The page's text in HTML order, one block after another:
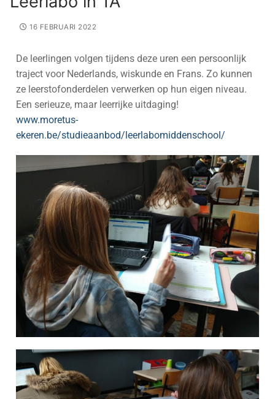
16 FEBRUARI 2022
De leerlingen volgen tijdens deze uren een persoonlijk
traject voor Nederlands, wiskunde en Frans. Zo kunnen
ze leerstofonderdelen verwerken op hun eigen niveau.
Een serieuze, maar leerrijke uitdaging!
www.moretus-
ekeren.be/studieaanbod/leerlabomiddenschool/